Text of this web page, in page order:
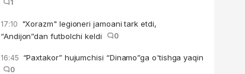
1
17:10 "Xorazm" legioneri jamoani tark etdi,
“Andijon”dan futbolchi keldi
0
16:45 “Paxtakor” hujumchisi “Dinamo”ga o'tishga yaqin
0